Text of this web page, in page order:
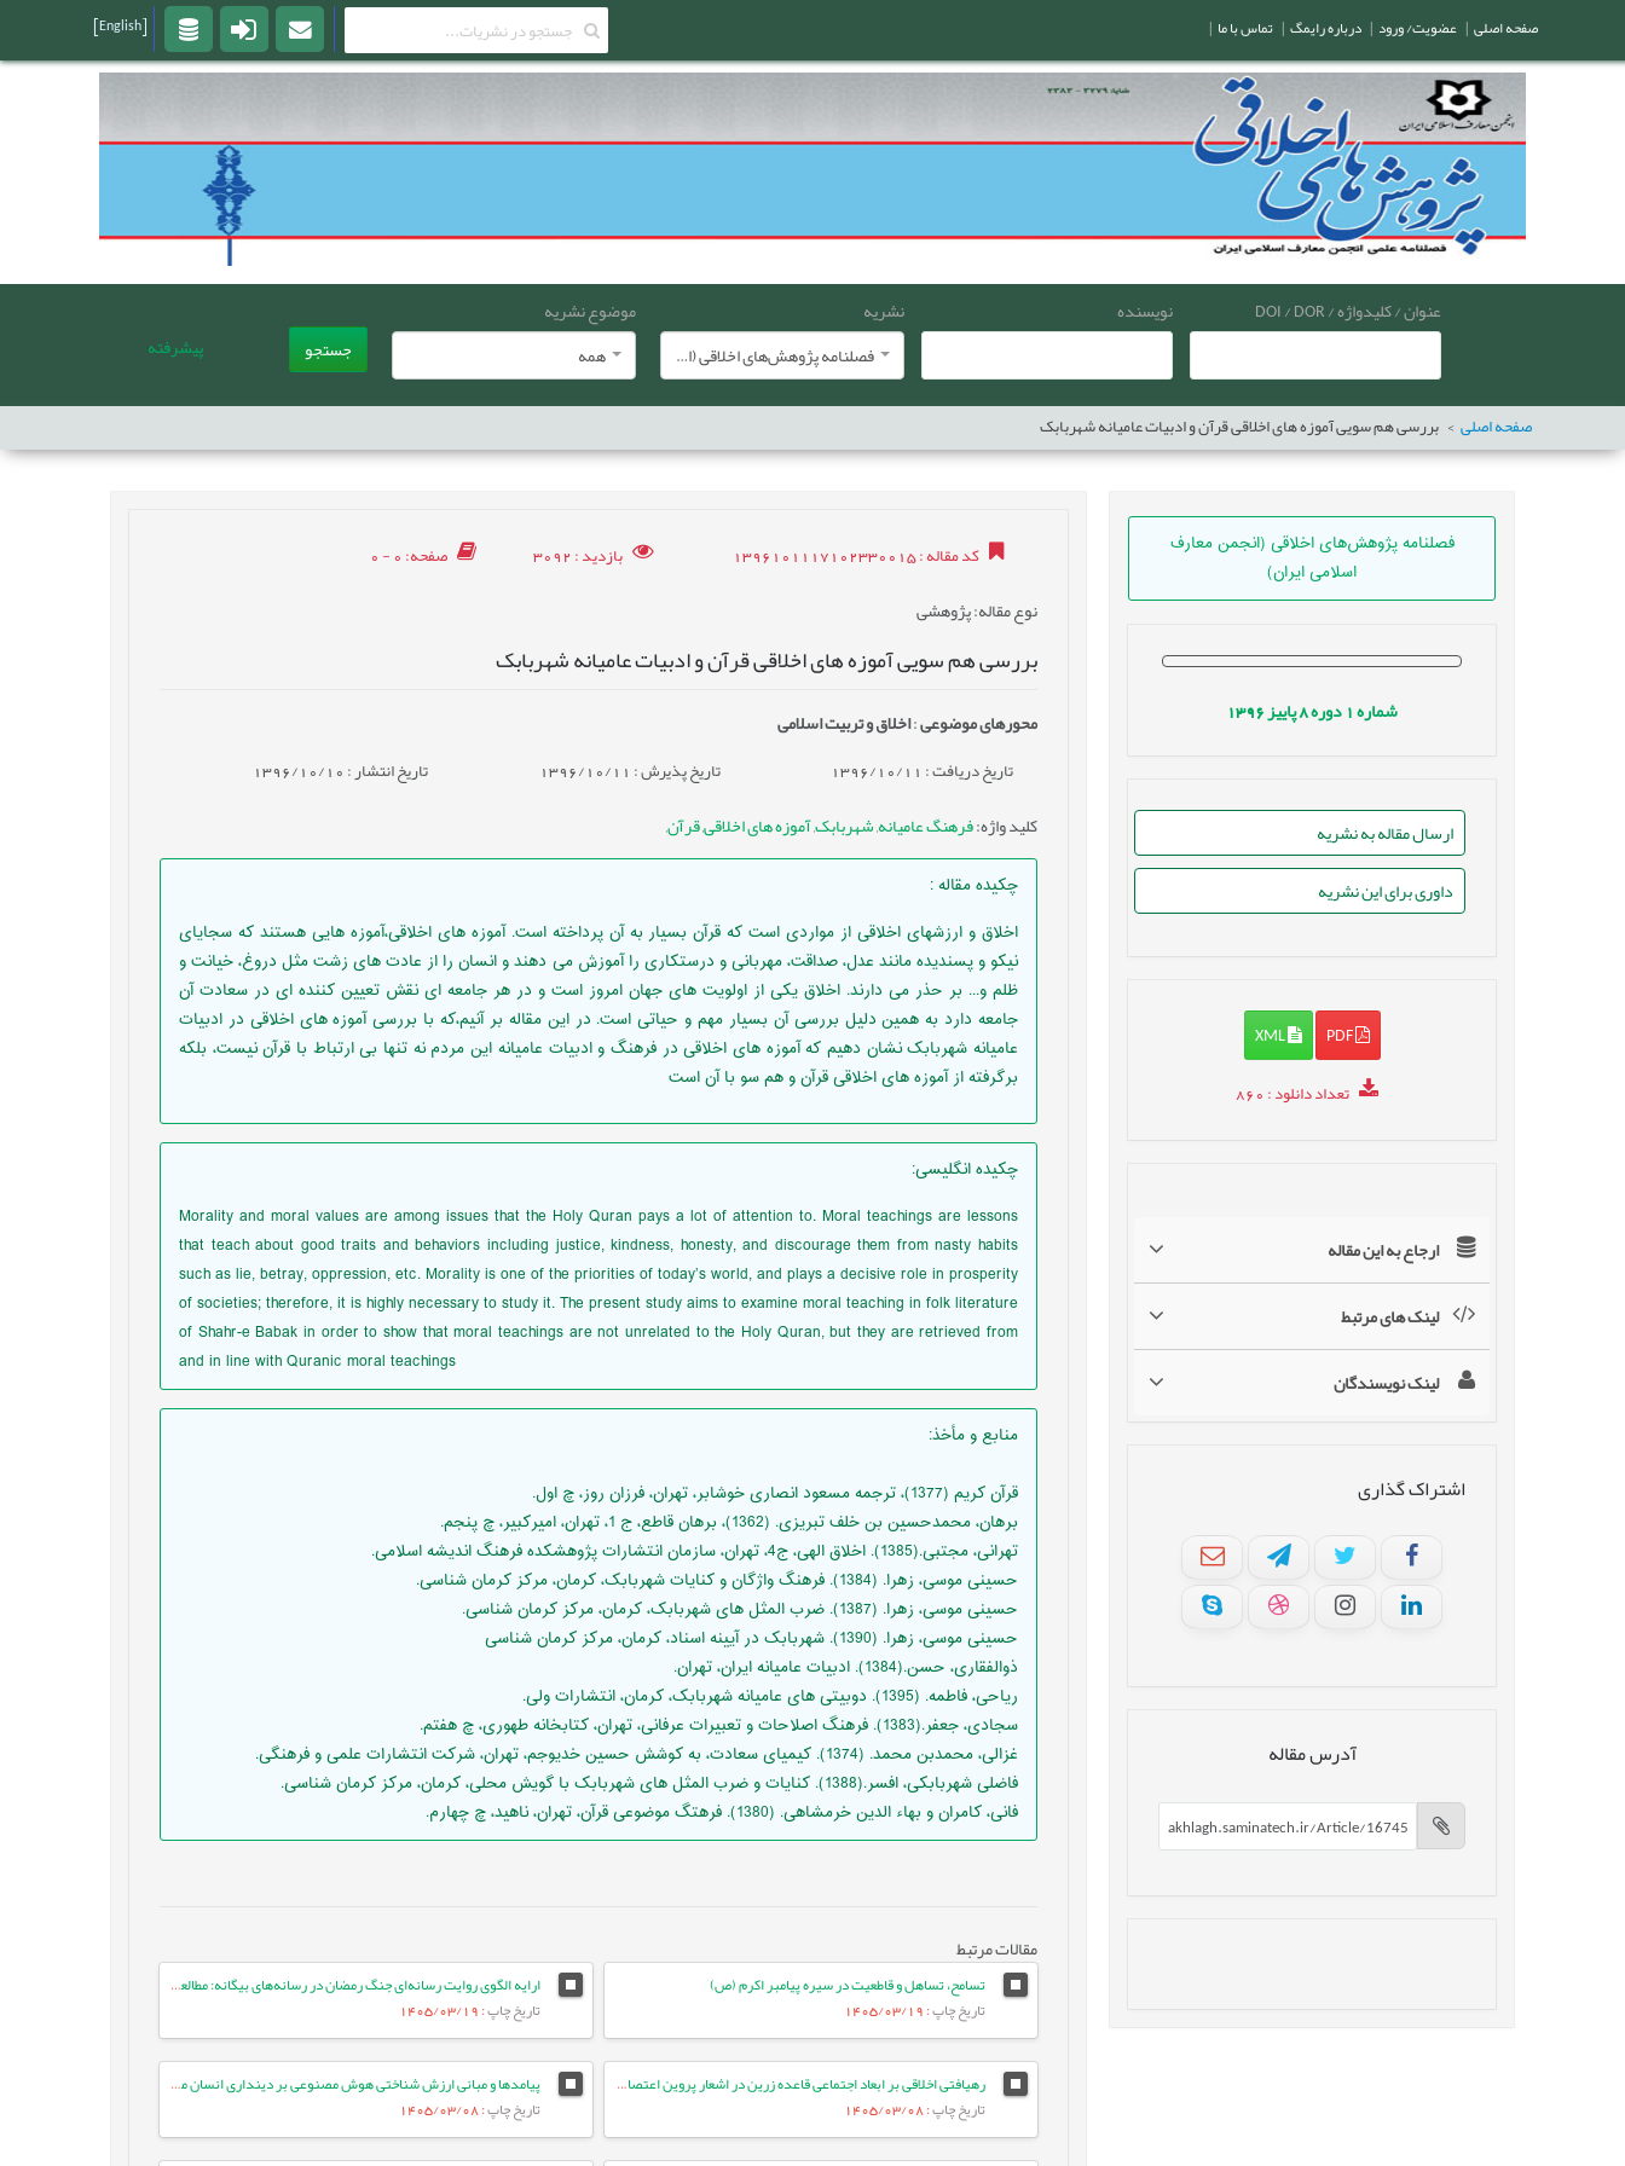
عنوان / کلیدواژه / DOI / DOR نویسنده
نشریه
فصلنامه پژوهش‌های اخلاقی (انجمن معارف اسلامی ایران)
موضوع نشریه
همه
جستجو پیشرفته
صفحه اصلی بررسی هم سویی آموزه های اخلاقی قرآن و ادبیات عامیانه شهربابک
فصلنامه پژوهش‌های اخلاقی (انجمن معارف
اسلامی ایران)
شماره دوره پاییز1396
ارسال مقاله به نشریه
داوری برای این نشریه
PDF
XML
تعداد دانلود: 860
ارجاع به این مقاله
لینک های مرتبط
لینک نویسندگان
اشتراک گذاری
آدرس مقاله
کد مقاله: 1396101117102330015 بازدید: 3092 صفحه: 0 - 0
نوع مقاله: پژوهشی
بررسی هم سویی آموزه های اخلاقی قرآن و ادبیات عامیانه شهربابک
محورهای موضوعی:اخلاق و تربیت اسلامی
تاریخ دریافت : 1396/10/11 تاریخ پذیرش : 1396/10/11 تاریخ انتشار : 1396/10/10
کلید واژه:فرهنگ عامیانه,شهربابک,آموزه های اخلاقی,قرآن,
چکیده مقاله:
اخلاق و ارزشهای اخلاقی از مواردی است که قرآن بسیار به آن پرداخته است. آموزه های اخلاقی،آموزه هایی هستند که سجایای
نیکو و پسندیده مانند عدل، صداقت، مهربانی و درستکاری را آموزش می دهند و انسان را از عادت های زشت مثل دروغ، خیانت و
ظلم و... بر حذر می دارند. اخلاق یکی از اولویت های جهان امروز است و در هر جامعه ای نقش تعیین کننده ای در سعادت آن
جامعه دارد به همین دلیل بررسی آن بسیار مهم و حیاتی است. در این مقاله بر آنیم،که با بررسی آموزه های اخلاقی در ادبیات
عامیانه شهربابک نشان دهیم که آموزه های اخلاقی در فرهنگ و ادبیات عامیانه این مردم نه تنها بی ارتباط با قرآن نیست، بلکه
برگرفته از آموزه های اخلاقی قرآن و هم سو با آن است
چکیده انگلیسی:
Morality and moral values are among issues that the Holy Quran pays a lot of attention to. Moral teachings are lessons
that teach about good traits and behaviors including justice, kindness, honesty, and discourage them from nasty habits
such as lie, betray, oppression, etc. Morality is one of the priorities of today’s world, and plays a decisive role in prosperity
of societies; therefore, it is highly necessary to study it. The present study aims to examine moral teaching in folk literature
of Shahr-e Babak in order to show that moral teachings are not unrelated to the Holy Quran, but they are retrieved from
and in line with Quranic moral teachings
منابع و مأخذ:
قرآن کریم (1377)، ترجمه مسعود انصاری خوشابر، تهران، فرزان روز، چ اول.
برهان، محمدحسین بن خلف تبریزی. (1362)، برهان قاطع، ج 1، تهران، امیرکبیر، چ پنجم.
تهرانی، مجتبی.(1385). اخلاق الهی، ج4، تهران، سازمان انتشارات پژوهشکده فرهنگ اندیشه اسلامی.
حسینی موسی، زهرا. (1384). فرهنگ واژگان و کنایات شهربابک، کرمان، مرکز کرمان شناسی.
حسینی موسی، زهرا. (1387). ضرب المثل های شهربابک، کرمان، مرکز کرمان شناسی.
حسینی موسی، زهرا. (1390). شهربابک در آیینه اسناد، کرمان، مرکز کرمان شناسی
ذوالفقاری، حسن.(1384). ادبیات عامیانه ایران، تهران.
ریاحی، فاطمه. (1395). دوبیتی های عامیانه شهربابک، کرمان، انتشارات ولی.
سجادی، جعفر.(1383). فرهنگ اصلاحات و تعبیرات عرفانی، تهران، کتابخانه طهوری، چ هفتم.
غزالی، محمدبن محمد. (1374). کیمیای سعادت، به کوشش حسین خدیوجم، تهران، شرکت انتشارات علمی و فرهنگی.
فاضلی شهربابکی، افسر.(1388). کنایات و ضرب المثل های شهربابک با گویش محلی، کرمان، مرکز کرمان شناسی.
فانی، کامران و بهاء الدین خرمشاهی. (1380). فرهتگ موضوعی قرآن، تهران، ناهید، چ چهارم.
مقالات مرتبط
تسامح، تساهل و قاطعیت در سیره پیامبر اکرم (ص)
تاریخ چاپ: 1405/03/19
ارایه الگوی روایت رسانه‌ای جنگ رمضان در رسانه‌های بیگانه: مطالعه موردی ایران اینترنشنال
تاریخ چاپ: 1405/03/19
رهیافتی اخلاقی بر ابعاد اجتماعی قاعده زرین در اشعار پروین اعتصامی
تاریخ چاپ: 1405/03/08
پیامدها و مبانی ارزش شناختی هوش مصنوعی بر دینداری انسان معاصر
تاریخ چاپ: 1405/03/08
صفحه اصلی | عضویت/ ورود | درباره رایمگ | تماس با ما |
[English]